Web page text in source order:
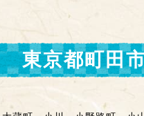
東京都町田